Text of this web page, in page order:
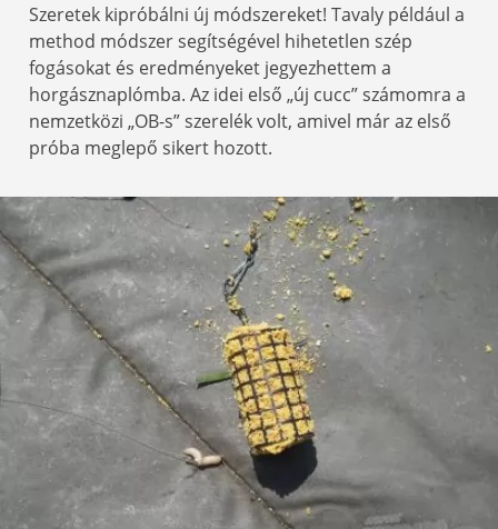
Szeretek kipróbálni új módszereket! Tavaly például a
method módszer segítségével hihetetlen szép
fogásokat és eredményeket jegyezhettem a
horgásznaplómba. Az idei első „új cucc” számomra a
nemzetközi „OB-s” szerelék volt, amivel már az első
próba meglepő sikert hozott.